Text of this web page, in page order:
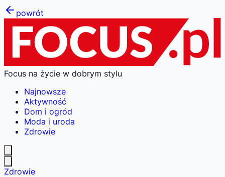
powrót
Focus na życie w dobrym stylu
Najnowsze
Aktywność
Dom i ogród
Moda i uroda
Zdrowie
Zdrowie